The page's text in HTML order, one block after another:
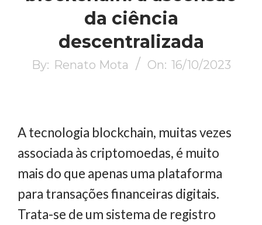
da ciência
descentralizada
By: Renato Mota On: 16/10/2023
A tecnologia blockchain, muitas vezes
associada às criptomoedas, é muito
mais do que apenas uma plataforma
para transações financeiras digitais.
Trata-se de um sistema de registro